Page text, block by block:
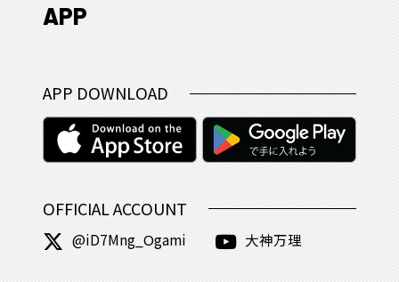
APP
APP DOWNLOAD
OFFICIAL ACCOUNT
@iD7Mng_Ogami 大神万理